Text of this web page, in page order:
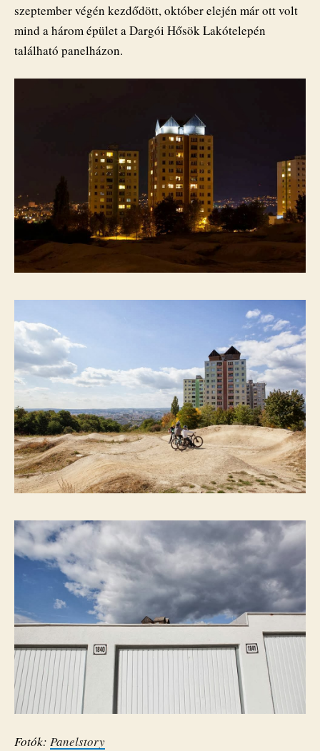
szeptember végén kezdődött, október elején már ott volt
mind a három épület a Dargói Hősök Lakótelepén
található panelházon.
Fotók: Panelstory